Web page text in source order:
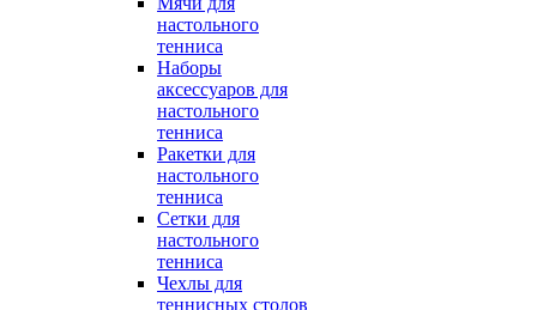
настольного
тенниса
Наборы
аксессуаров для
настольного
тенниса
Ракетки для
настольного
тенниса
Сетки для
настольного
тенниса
Чехлы для
теннисных столов